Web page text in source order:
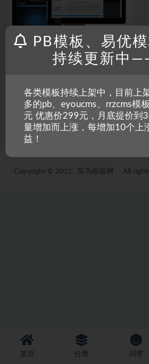
RRZCMS模板
(带手机端)
5 年前 42 19.9
Copyright © 2021 菜鸟模板网 - All
首页 分类 问答
PB模板、易优
持续更新中
各类模板持续上架中，目前上
多的pb、eyoucms、rrzcms模
元 优惠价299元，月底提价到
量增加而上涨，每增加10个上
益！